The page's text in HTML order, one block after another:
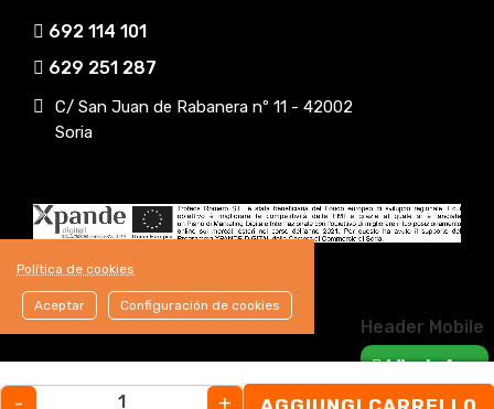
Política de cookies
Aceptar Configuración de cookies
Header Mobile
WhatsApp
- +
692 114 101
629 251 287
C/ San Juan de Rabanera nº 11 - 42002
Soria